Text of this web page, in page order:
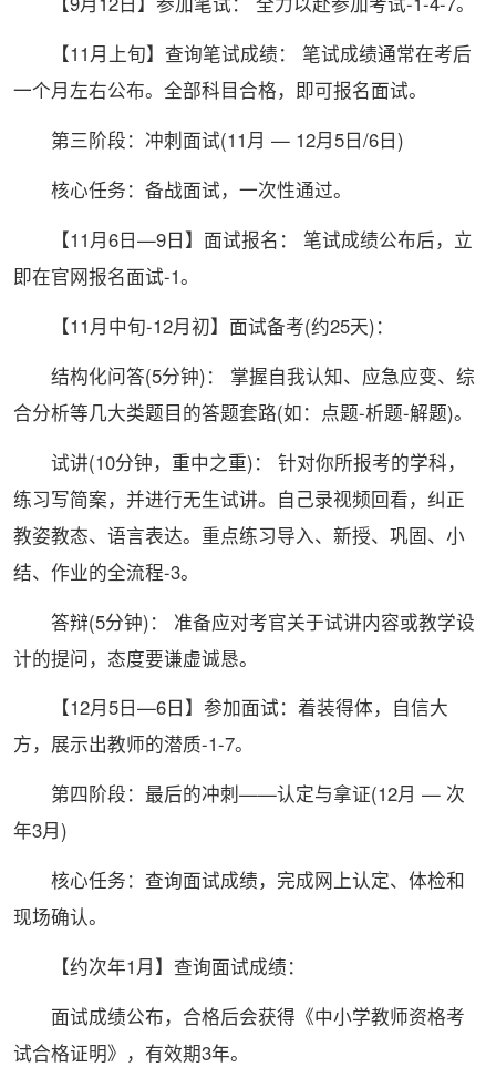
【11月上旬】查询笔试成绩： 笔试成绩通常在考后
一个月左右公布。全部科目合格，即可报名面试。
第三阶段：冲刺面试(11月 — 12月5日/6日)
核心任务：备战面试，一次性通过。
【11月6日—9日】面试报名： 笔试成绩公布后，立
即在官网报名面试-1。
【11月中旬-12月初】面试备考(约25天)：
结构化问答(5分钟)： 掌握自我认知、应急应变、综
合分析等几大类题目的答题套路(如：点题-析题-解题)。
试讲(10分钟，重中之重)： 针对你所报考的学科，
练习写简案，并进行无生试讲。自己录视频回看，纠正
教姿教态、语言表达。重点练习导入、新授、巩固、小
结、作业的全流程-3。
答辩(5分钟)： 准备应对考官关于试讲内容或教学设
计的提问，态度要谦虚诚恳。
【12月5日—6日】参加面试：着装得体，自信大
方，展示出教师的潜质-1-7。
第四阶段：最后的冲刺——认定与拿证(12月 — 次
年3月)
核心任务：查询面试成绩，完成网上认定、体检和
现场确认。
【约次年1月】查询面试成绩：
面试成绩公布，合格后会获得《中小学教师资格考
试合格证明》，有效期3年。